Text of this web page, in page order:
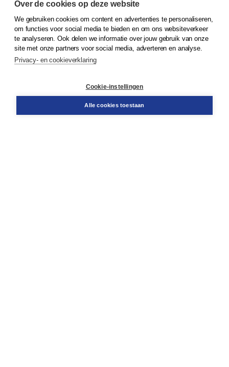
Over de cookies op deze website
We gebruiken cookies om content en advertenties te personaliseren,
om functies voor social media te bieden en om ons websiteverkeer
te analyseren. Ook delen we informatie over jouw gebruik van onze
site met onze partners voor social media, adverteren en analyse.
Privacy- en cookieverklaring
Cookie-instellingen
Alle cookies toestaan
© 2026Koninklijke Boom uitgevers
Klantenservice
Snel bestellen